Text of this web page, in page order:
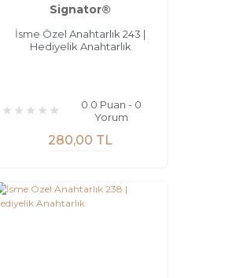
Signator®
İsme Özel Anahtarlık 243 |
Hediyelik Anahtarlık
0.0 Puan - 0
Yorum
280,00 TL